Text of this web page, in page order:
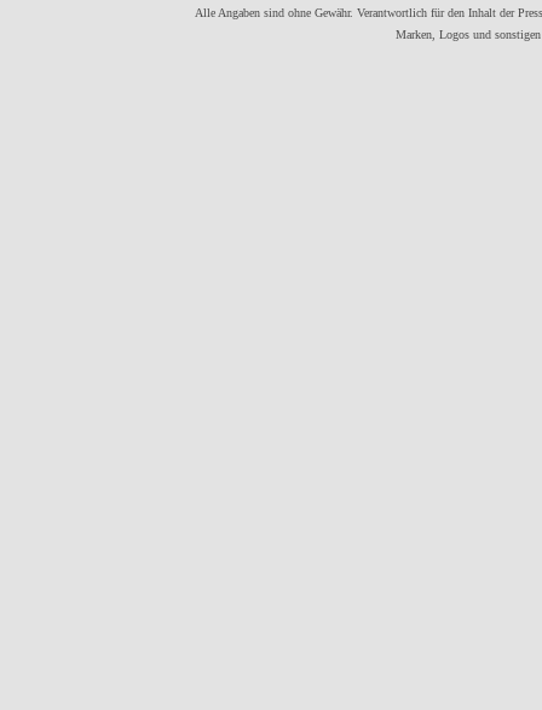
Alle Angaben sind ohne Gewähr. Verantwortlich für den Inhalt der
Marken, Logos und